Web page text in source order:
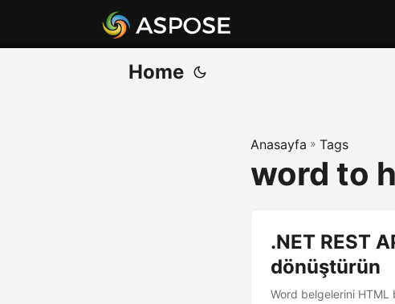
Home
Anasayfa » Tags
word to
.NET REST
dönüştürün
Word belgelerini